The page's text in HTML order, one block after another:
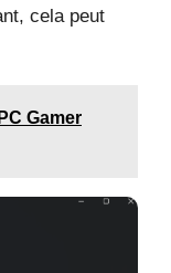
cela peut
Gamer